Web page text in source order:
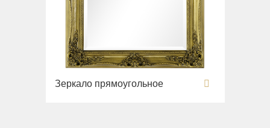
Зеркало прямоугольное